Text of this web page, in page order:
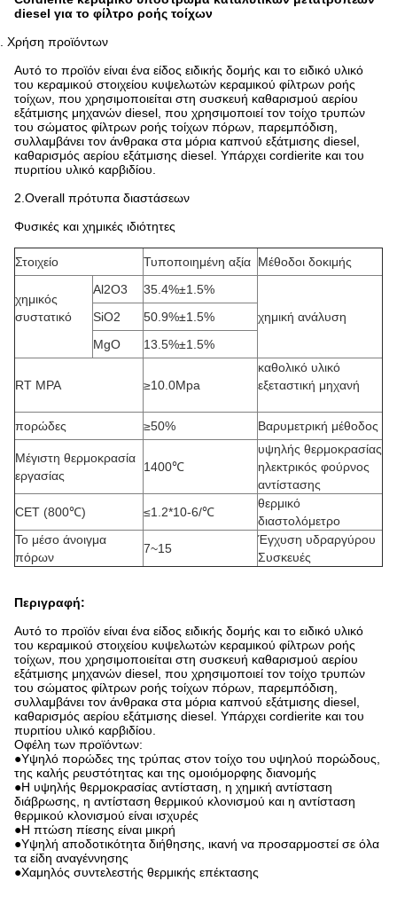
diesel για το φίλτρο ροής τοίχων
Χρήση προϊόντων
Αυτό το προϊόν είναι ένα είδος ειδικής δομής και το ειδικό υλικό
του κεραμικού στοιχείου κυψελωτών κεραμικού φίλτρων ροής
τοίχων, που χρησιμοποιείται στη συσκευή καθαρισμού αερίου
εξάτμισης μηχανών diesel, που χρησιμοποιεί τον τοίχο τρυπών
του σώματος φίλτρων ροής τοίχων πόρων, παρεμπόδιση,
συλλαμβάνει τον άνθρακα στα μόρια καπνού εξάτμισης diesel,
καθαρισμός αερίου εξάτμισης diesel. Υπάρχει cordierite και του
πυριτίου υλικό καρβιδίου.
2.Overall πρότυπα διαστάσεων
Φυσικές και χημικές ιδιότητες
Στοιχείο Τυποποιημένη αξία Μέθοδοι δοκιμής
χημικός
συστατικό
Al2O3
35.4%±1.5%
χημική ανάλυση
SiO2
50.9%±1.5%
MgO
13.5%±1.5%
RT MPA ≥10.0Mpa
καθολικό υλικό
εξεταστική μηχανή
πορώδες ≥50% Βαρυμετρική μέθοδος
Μέγιστη θερμοκρασία
εργασίας
1400℃
υψηλής θερμοκρασίας
ηλεκτρικός φούρνος
αντίστασης
CET (800℃)
≤1.2*10-6/℃
θερμικό
διαστολόμετρο
Το μέσο άνοιγμα
πόρων
7~15
Έγχυση υδραργύρου
Συσκευές
Περιγραφή:
Αυτό το προϊόν είναι ένα είδος ειδικής δομής και το ειδικό υλικό
του κεραμικού στοιχείου κυψελωτών κεραμικού φίλτρων ροής
τοίχων, που χρησιμοποιείται στη συσκευή καθαρισμού αερίου
εξάτμισης μηχανών diesel, που χρησιμοποιεί τον τοίχο τρυπών
του σώματος φίλτρων ροής τοίχων πόρων, παρεμπόδιση,
συλλαμβάνει τον άνθρακα στα μόρια καπνού εξάτμισης diesel,
καθαρισμός αερίου εξάτμισης diesel. Υπάρχει cordierite και του
πυριτίου υλικό καρβιδίου.
Οφέλη των προϊόντων:
●Υψηλό πορώδες της τρύπας στον τοίχο του υψηλού πορώδους,
της καλής ρευστότητας και της ομοιόμορφης διανομής
●Η υψηλής θερμοκρασίας αντίσταση, η χημική αντίσταση
διάβρωσης, η αντίσταση θερμικού κλονισμού και η αντίσταση
θερμικού κλονισμού είναι ισχυρές
●Η πτώση πίεσης είναι μικρή
●Υψηλή αποδοτικότητα διήθησης, ικανή να προσαρμοστεί σε όλα
τα είδη αναγέννησης
●Χαμηλός συντελεστής θερμικής επέκτασης